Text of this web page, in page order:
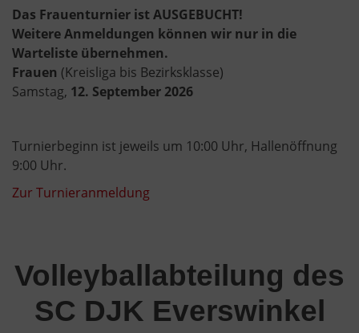
Das Frauenturnier ist AUSGEBUCHT!
Weitere Anmeldungen können wir nur in die
Warteliste übernehmen.
Frauen (Kreisliga bis Bezirksklasse)
Samstag, 12. September 2026
Turnierbeginn ist jeweils um 10:00 Uhr, Hallenöffnung
9:00 Uhr.
Zur Turnieranmeldung
Volleyballabteilung des
SC DJK Everswinkel